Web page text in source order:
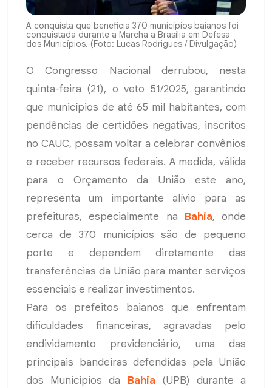
A conquista que beneficia 370 municípios baianos foi
conquistada durante a Marcha a Brasília em Defesa
dos Municípios. (Foto: Lucas Rodrigues / Divulgação)
O Congresso Nacional derrubou, nesta
quinta-feira (21), o veto 51/2025, garantindo
que municípios de até 65 mil habitantes, com
pendências de certidões negativas, inscritos
no CAUC, possam voltar a celebrar convênios
e receber recursos federais. A medida, válida
para o Orçamento da União este ano,
representa um importante alívio para as
prefeituras, especialmente na Bahia, onde
cerca de 370 municípios são de pequeno
porte e dependem diretamente das
transferências da União para manter serviços
essenciais e realizar investimentos.
Para os prefeitos baianos que enfrentam
dificuldades financeiras, agravadas pelo
endividamento previdenciário, uma das
principais bandeiras defendidas pela União
dos Municípios da Bahia (UPB) durante a